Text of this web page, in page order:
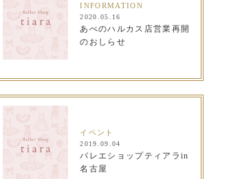
INFORMATION
2020.05.16
あべのハルカス店営業再開
のおしらせ
イベント
2019.09.04
バレエショップティアラin
名古屋